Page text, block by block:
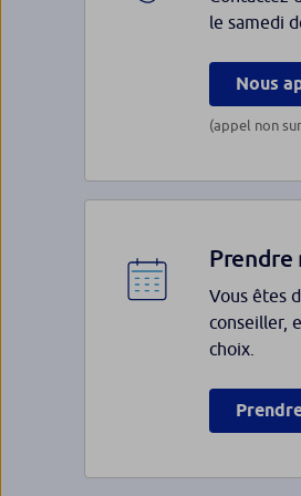
le samedi
Nous
(appel non
Prendre
Vous êtes
conseiller,
choix.